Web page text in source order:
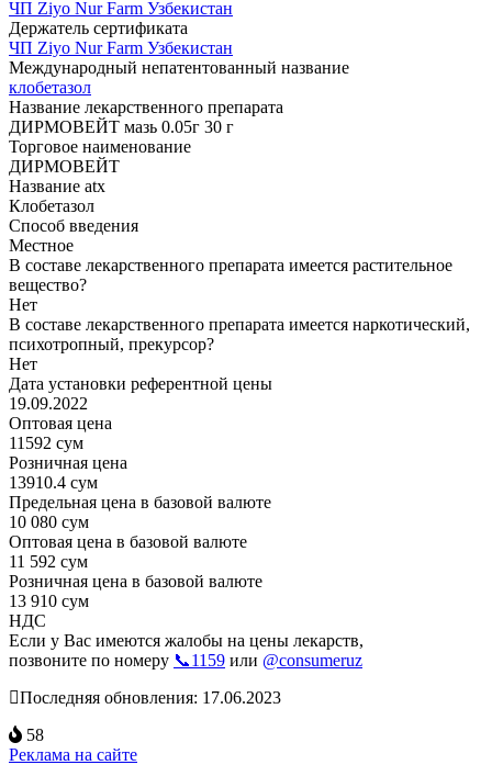
ЧП Ziyo Nur Farm Узбекистан
Держатель сертификата
ЧП Ziyo Nur Farm Узбекистан
Международный непатентованный название
клобетазол
Название лекарственного препарата
ДИРМОВЕЙТ мазь 0.05г 30 г
Торговое наименование
ДИРМОВЕЙТ
Название atx
Клобетазол
Способ введения
Местное
В составе лекарственного препарата имеется растительное
вещество?
Нет
В составе лекарственного препарата имеется наркотический,
психотропный, прекурсор?
Нет
Дата установки референтной цены
19.09.2022
Оптовая цена
11592 сум
Розничная цена
13910.4 сум
Предельная цена в базовой валюте
10 080 сум
Оптовая цена в базовой валюте
11 592 сум
Розничная цена в базовой валюте
13 910 сум
НДС
Если у Вас имеются жалобы на цены лекарств,
позвоните по номеру 📞1159 или @consumeruz
Последняя обновления: 17.06.2023
58
Реклама на сайте